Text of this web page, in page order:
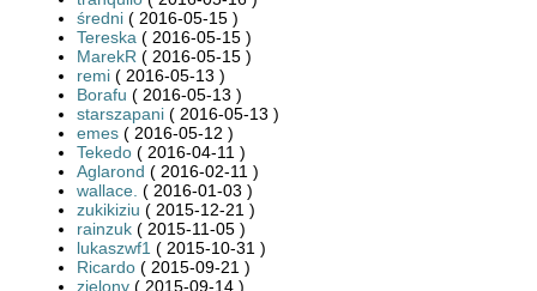
średni ( 2016-05-15 )
Tereska ( 2016-05-15 )
MarekR ( 2016-05-15 )
remi ( 2016-05-13 )
Borafu ( 2016-05-13 )
starszapani ( 2016-05-13 )
emes ( 2016-05-12 )
Tekedo ( 2016-04-11 )
Aglarond ( 2016-02-11 )
wallace. ( 2016-01-03 )
zukikiziu ( 2015-12-21 )
rainzuk ( 2015-11-05 )
lukaszwf1 ( 2015-10-31 )
Ricardo ( 2015-09-21 )
zielony ( 2015-09-14 )